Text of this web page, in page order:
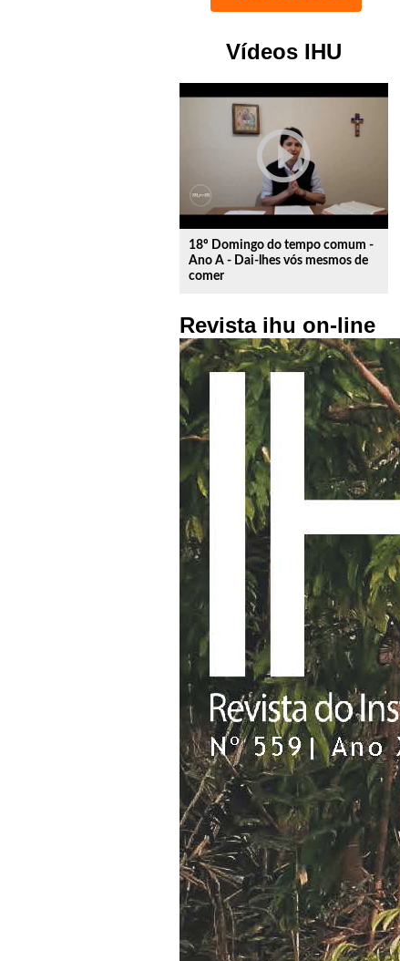
Vídeos IHU
play_circle_outline
18º Domingo do tempo comum -
Ano A - Dai-lhes vós mesmos de
comer
Revista ihu on-line